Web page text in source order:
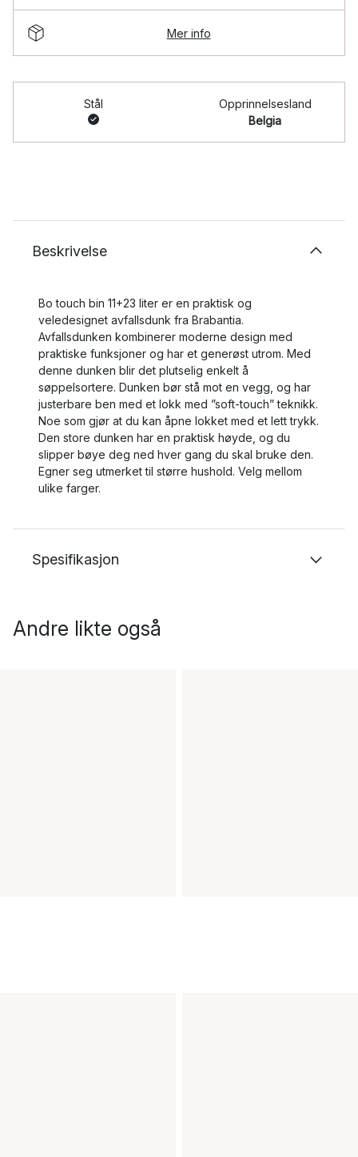
Mer info
Stål
Opprinnelsesland
Belgia
Beskrivelse
Bo touch bin 11+23 liter er en praktisk og
veledesignet avfallsdunk fra Brabantia.
Avfallsdunken kombinerer moderne design med
praktiske funksjoner og har et generøst utrom. Med
denne dunken blir det plutselig enkelt å
søppelsortere. Dunken bør stå mot en vegg, og har
justerbare ben med et lokk med ”soft-touch” teknikk.
Noe som gjør at du kan åpne lokket med et lett trykk.
Den store dunken har en praktisk høyde, og du
slipper bøye deg ned hver gang du skal bruke den.
Egner seg utmerket til større hushold. Velg mellom
ulike farger.
Spesifikasjon
Andre likte også